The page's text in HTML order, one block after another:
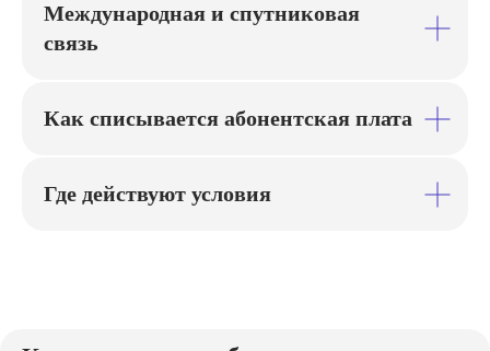
Международная и спутниковая
связь
Как списывается абонентская плата
Где действуют условия
корпоративную мобильную